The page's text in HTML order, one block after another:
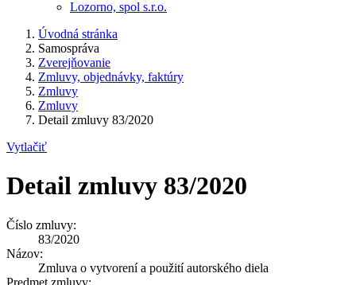
Lozorno, spol s.r.o.
Úvodná stránka
Samospráva
Zverejňovanie
Zmluvy, objednávky, faktúry
Zmluvy
Zmluvy
Detail zmluvy 83/2020
Vytlačiť
Detail zmluvy 83/2020
Číslo zmluvy:
83/2020
Názov:
Zmluva o vytvorení a použití autorského diela
Predmet zmluvy: